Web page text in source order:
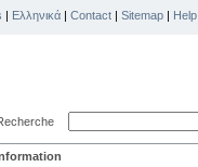
| Ελληνικά | Contact | Sitemap | Help